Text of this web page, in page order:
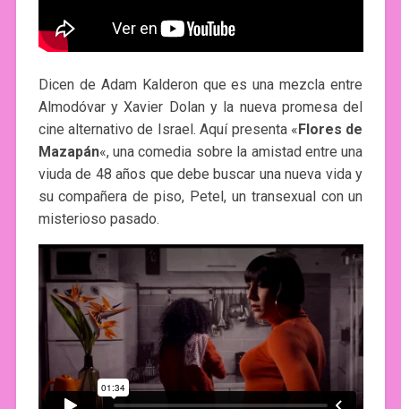
Dicen de Adam Kalderon que es una mezcla entre
Almodóvar y Xavier Dolan y la nueva promesa del
cine alternativo de Israel. Aquí presenta «Flores de
Mazapán«, una comedia sobre la amistad entre una
viuda de 48 años que debe buscar una nueva vida y
su compañera de piso, Petel, un transexual con un
misterioso pasado.